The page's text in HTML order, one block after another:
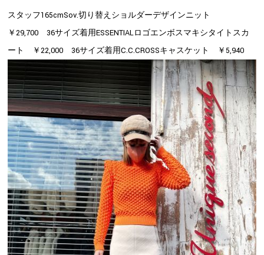
スタッフ165cmSov.切り替えショルダーデザインニット
￥29,700 36サイズ着用ESSENTIALロゴエンボスマキシタイトスカ
ート ￥22,000 36サイズ着用C.C.CROSSキャスケット ￥5,940